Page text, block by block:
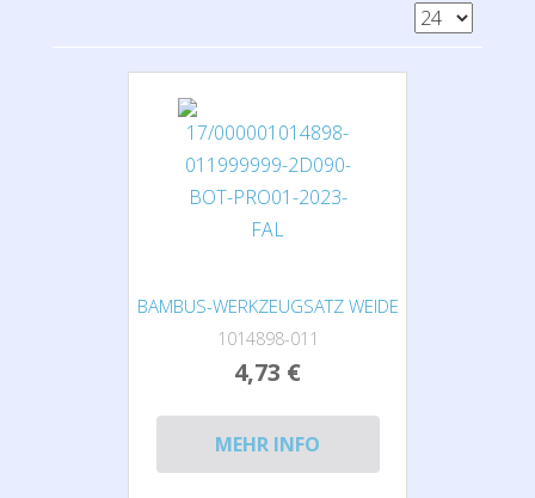
BAMBUS-WERKZEUGSATZ WEIDE
1014898-011
4,73 €
MEHR INFO